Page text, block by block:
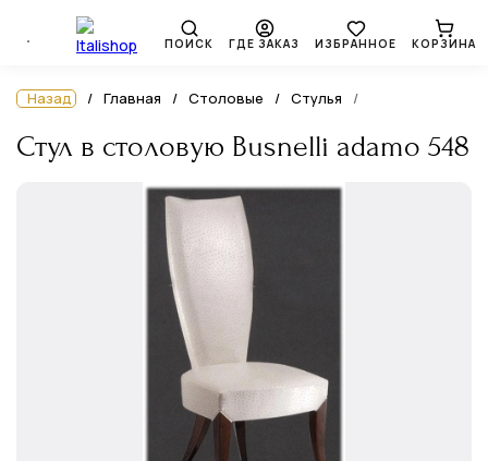
ПОИСК ГДЕ ЗАКАЗ ИЗБРАННОЕ КОРЗИНА
Назад Главная Столовые Стулья
Стул в столовую Busnelli adamo 548